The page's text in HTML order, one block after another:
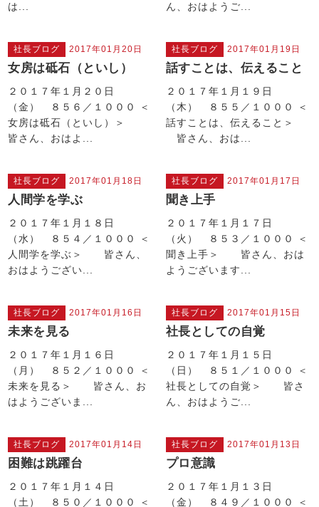
は...
ん、おはようご...
社長ブログ 2017年01月20日
女房は砥石（といし）
２０１７年１月２０日
（金） ８５６／１０００ ＜
女房は砥石（といし）＞
皆さん、おはよ...
社長ブログ 2017年01月19日
話すことは、伝えること
２０１７年１月１９日
（木） ８５５／１０００ ＜
話すことは、伝えること＞
皆さん、おは...
社長ブログ 2017年01月18日
人間学を学ぶ
２０１７年１月１８日
（水） ８５４／１０００ ＜
人間学を学ぶ＞ 皆さん、
おはようござい...
社長ブログ 2017年01月17日
聞き上手
２０１７年１月１７日
（火） ８５３／１０００ ＜
聞き上手＞ 皆さん、おは
ようございます...
社長ブログ 2017年01月16日
未来を見る
２０１７年１月１６日
（月） ８５２／１０００ ＜
未来を見る＞ 皆さん、お
はようございま...
社長ブログ 2017年01月15日
社長としての自覚
２０１７年１月１５日
（日） ８５１／１０００ ＜
社長としての自覚＞ 皆さ
ん、おはようご...
社長ブログ 2017年01月14日
困難は跳躍台
２０１７年１月１４日
（土） ８５０／１０００ ＜
社長ブログ 2017年01月13日
プロ意識
２０１７年１月１３日
（金） ８４９／１０００ ＜